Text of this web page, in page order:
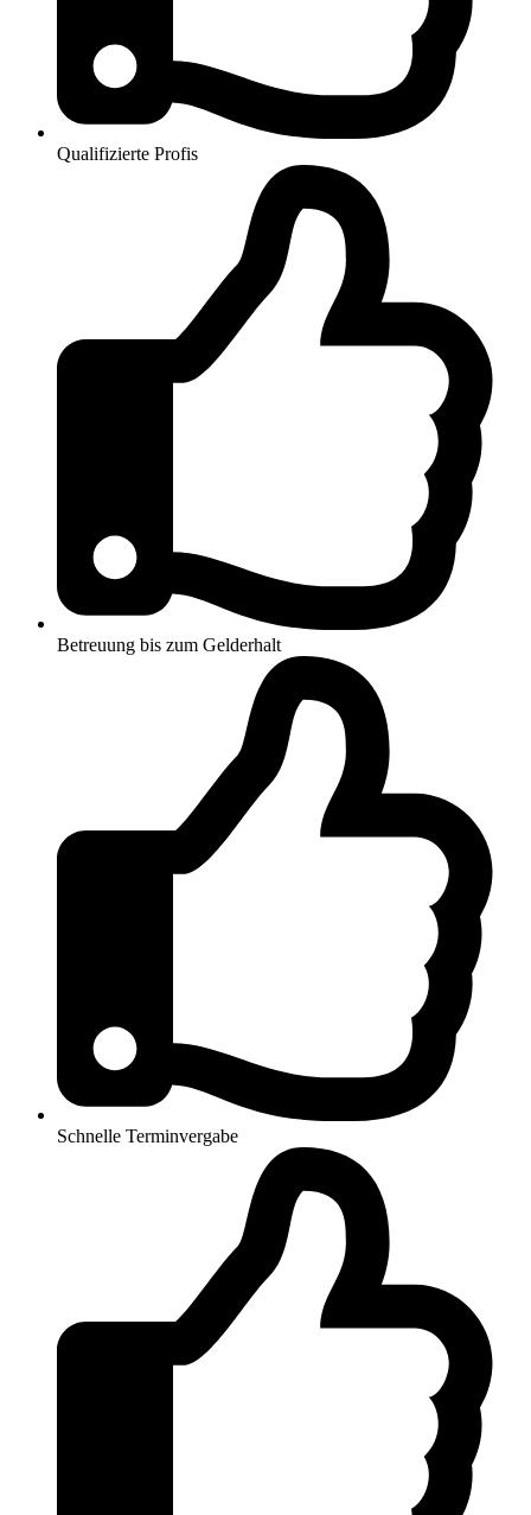
Qualifizierte Profis
Betreuung bis zum Gelderhalt
Schnelle Terminvergabe